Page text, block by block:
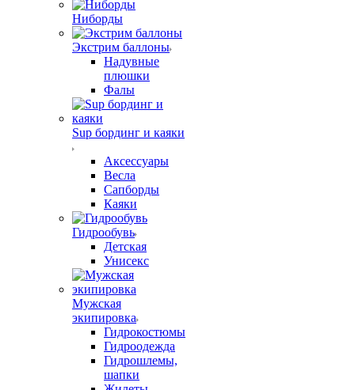
Ниборды
Экстрим баллоны
Надувные
плюшки
Фалы
Sup бординг и каяки
Аксессуары
Весла
Сапборды
Каяки
Гидрообувь
Детская
Унисекс
Мужская
экипировка
Гидрокостюмы
Гидроодежда
Гидрошлемы,
шапки